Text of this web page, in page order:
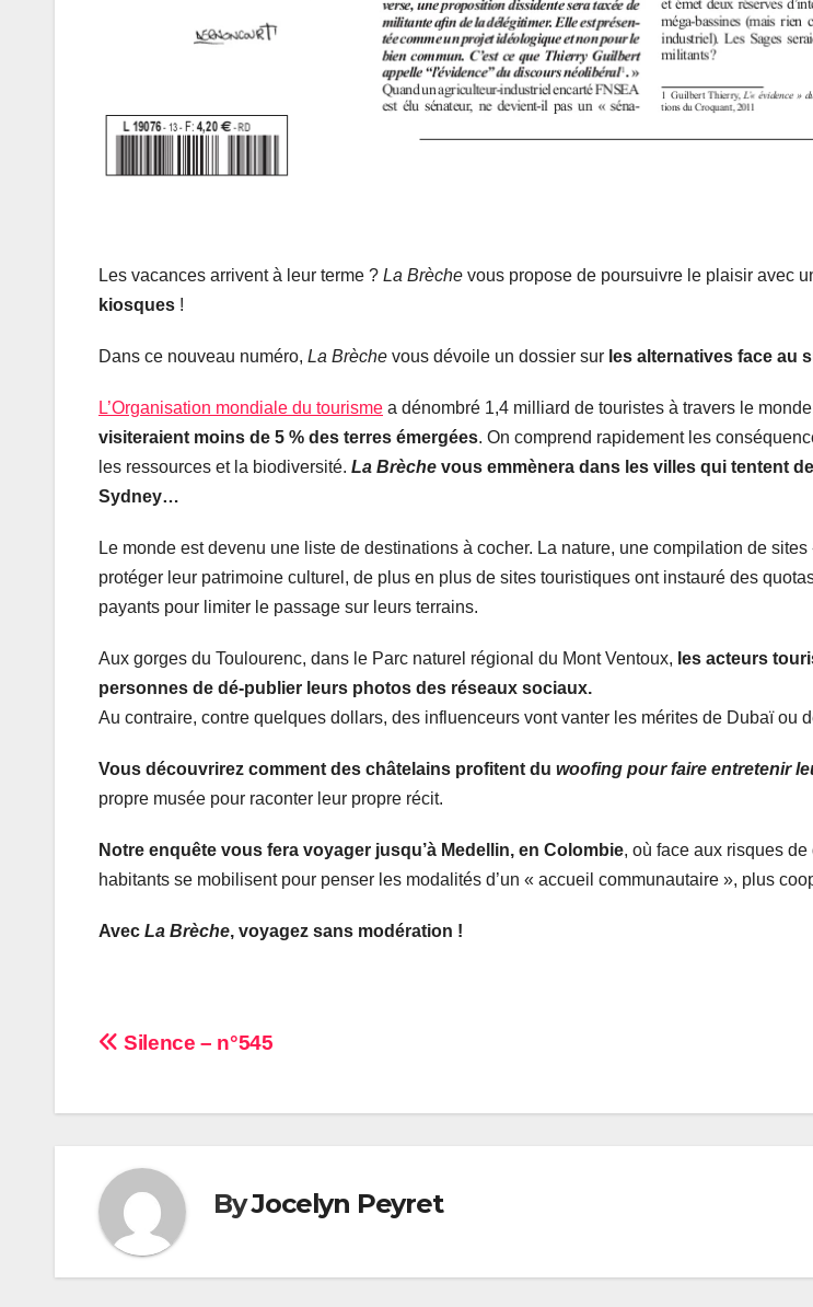
Les vacances arrivent à leur terme ? La Brèche vous propose de poursuivre le plaisir avec
kiosques !
Dans ce nouveau numéro, La Brèche vous dévoile un dossier sur les alternatives face au
L’Organisation mondiale du tourisme a dénombré 1,4 milliard de touristes à travers le
visiteraient moins de 5 % des terres émergées. On comprend rapidement les
les ressources et la biodiversité. La Brèche vous emmènera dans les villes qui tentent
Sydney…
Le monde est devenu une liste de destinations à cocher. La nature, une compilation de
protéger leur patrimoine culturel, de plus en plus de sites touristiques ont instauré des
payants pour limiter le passage sur leurs terrains.
Aux gorges du Toulourenc, dans le Parc naturel régional du Mont Ventoux, les acteurs
personnes de dé-publier leurs photos des réseaux sociaux.
Au contraire, contre quelques dollars, des influenceurs vont vanter les mérites de Dubaï ou
Vous découvrirez comment des châtelains profitent du woofing pour faire entretenir
propre musée pour raconter leur propre récit.
Notre enquête vous fera voyager jusqu’à Medellin, en Colombie, où face aux risques
habitants se mobilisent pour penser les modalités d’un « accueil communautaire », plus
Avec La Brèche, voyagez sans modération !
Navigation
Silence – n°545
ByJocelyn Peyret